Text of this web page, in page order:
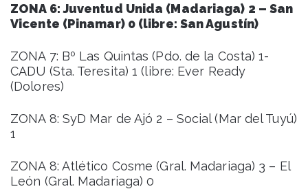
ZONA 6: Juventud Unida (Madariaga) 2 – San
Vicente (Pinamar) 0 (libre: San Agustín)
ZONA 7: Bº Las Quintas (Pdo. de la Costa) 1-
CADU (Sta. Teresita) 1 (libre: Ever Ready
(Dolores)
ZONA 8: SyD Mar de Ajó 2 – Social (Mar del Tuyú)
1
ZONA 8: Atlético Cosme (Gral. Madariaga) 3 – El
León (Gral. Madariaga) 0